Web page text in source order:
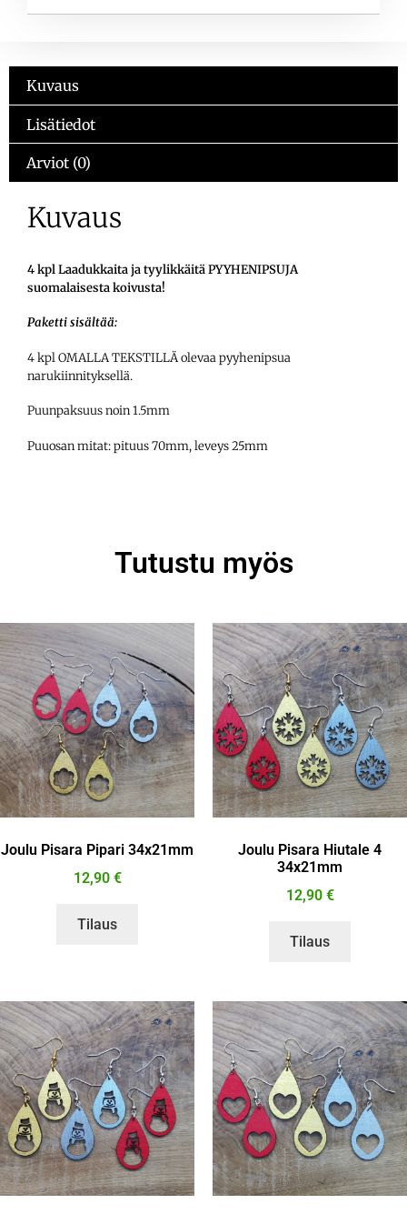
Kuvaus
Lisätiedot
Arviot (0)
Kuvaus
4 kpl Laadukkaita ja tyylikkäitä PYYHENIPSUJA
suomalaisesta koivusta!
Paketti sisältää:
4 kpl OMALLA TEKSTILLÄ olevaa pyyhenipsua
narukiinnityksellä.
Puunpaksuus noin 1.5mm
Puuosan mitat: pituus 70mm, leveys 25mm
Tutustu myös
Joulu Pisara Pipari 34x21mm
12,90 €
Tilaus
Joulu Pisara Hiutale 4
34x21mm
12,90 €
Tilaus